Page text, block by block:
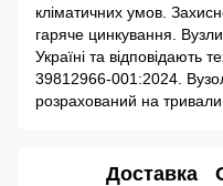
кліматичних умов.
гаряче цинкування.
Україні та відповідають
39812966-001:2024.
розрахований на
Доставка